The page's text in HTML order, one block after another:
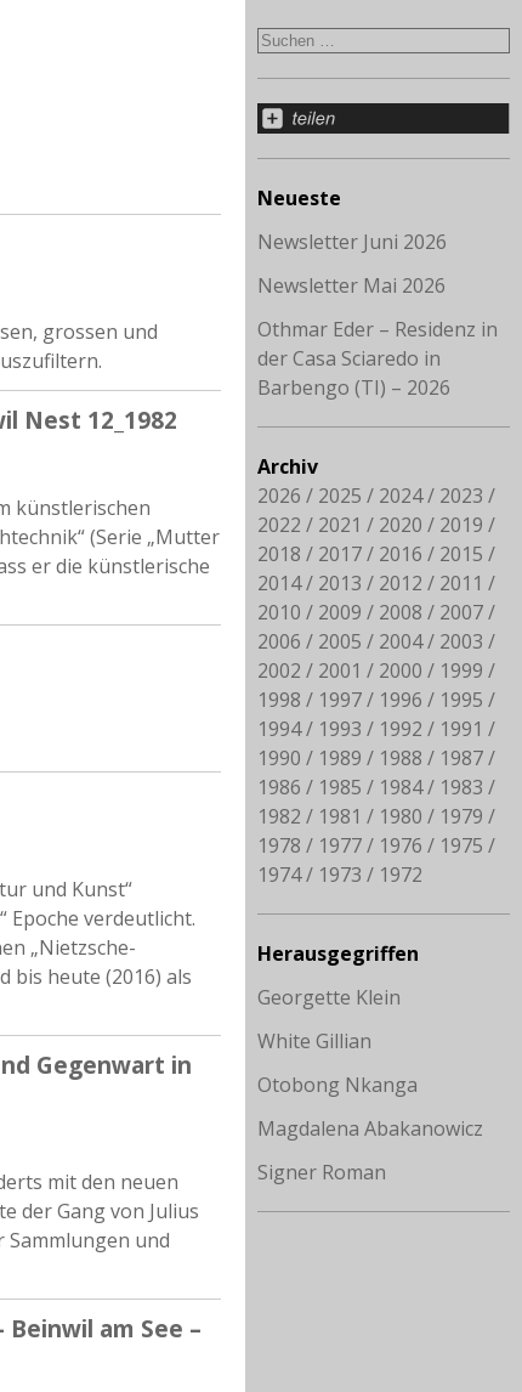
grossen und
Nest 12_1982
künstlerischen
(Serie „Mutter
er die künstlerische
und Kunst“
Epoche verdeutlicht.
„Nietzsche-
bis heute (2016) als
Gegenwart in
mit den neuen
der Gang von Julius
Sammlungen und
am See –
Neueste
Newsletter Juni 2026
Newsletter Mai 2026
Othmar Eder – Residenz in
der Casa Sciaredo in
Barbengo (TI) – 2026
Archiv
2026
2025 2024
2023
2022
2021 2020
2019
2018
2017 2016
2015
2014
2013 2012
2011
2010
2009 2008
2007
2006
2005 2004
2003
2002
2001 2000
1999
1998
1997 1996
1995
1994
1993 1992
1991
1990
1989 1988
1987
1986
1985 1984
1983
1982
1981 1980
1979
1978
1977 1976
1975
1974
1973 1972
Herausgegriffen
Georgette Klein
White Gillian
Otobong Nkanga
Magdalena Abakanowicz
Signer Roman